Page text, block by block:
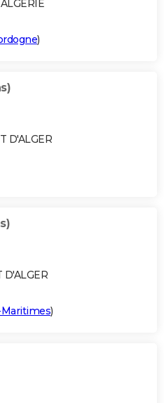
)
D'ALGER
D'ALGER
)